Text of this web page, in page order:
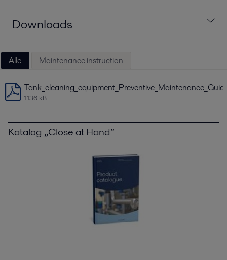
Downloads
Alle Maintenance instruction
1136 kB
Katalog „Close at Hand“